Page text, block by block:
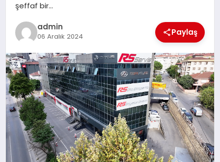
YAŞAM
şeffaf bir…
admin
06 Aralık 2024 Paylaş